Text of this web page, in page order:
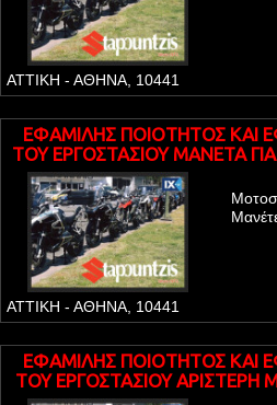
ΑΤΤΙΚΗ - ΑΘΗΝΑ, 10441
ΕΦΑΜΙΛΗΣ ΠΟΙΟΤΗΤΟΣ ΚΑΙ
TOY ΕΡΓΟΣΤΑΣΙΟΥ ΜΑΝΕΤΑ ΓΙΑ
ΑΤΤΙΚΗ - ΑΘΗΝΑ, 10441
ΕΦΑΜΙΛΗΣ ΠΟΙΟΤΗΤΟΣ ΚΑΙ
TOY ΕΡΓΟΣΤΑΣΙΟΥ ΑΡΙΣΤΕΡΗ